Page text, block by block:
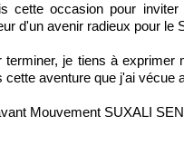
cette occasion pour
d'un avenir radieux pour le
terminer, je tiens à
cette aventure que j'ai vécue
Mouvement SUXALI